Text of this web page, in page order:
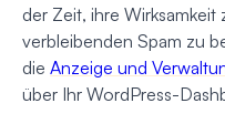
der Zeit, ihre
verbleibenden Spam zu
die Anzeige und
über Ihr WordPress-